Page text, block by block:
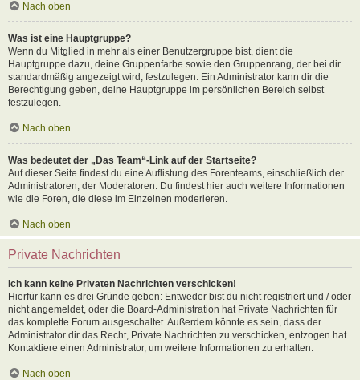
Nach oben
Was ist eine Hauptgruppe?
Wenn du Mitglied in mehr als einer Benutzergruppe bist, dient die
Hauptgruppe dazu, deine Gruppenfarbe sowie den Gruppenrang, der bei dir
standardmäßig angezeigt wird, festzulegen. Ein Administrator kann dir die
Berechtigung geben, deine Hauptgruppe im persönlichen Bereich selbst
festzulegen.
Nach oben
Was bedeutet der „Das Team“-Link auf der Startseite?
Auf dieser Seite findest du eine Auflistung des Forenteams, einschließlich der
Administratoren, der Moderatoren. Du findest hier auch weitere Informationen
wie die Foren, die diese im Einzelnen moderieren.
Nach oben
Private Nachrichten
Ich kann keine Privaten Nachrichten verschicken!
Hierfür kann es drei Gründe geben: Entweder bist du nicht registriert und / oder
nicht angemeldet, oder die Board-Administration hat Private Nachrichten für
das komplette Forum ausgeschaltet. Außerdem könnte es sein, dass der
Administrator dir das Recht, Private Nachrichten zu verschicken, entzogen hat.
Kontaktiere einen Administrator, um weitere Informationen zu erhalten.
Nach oben